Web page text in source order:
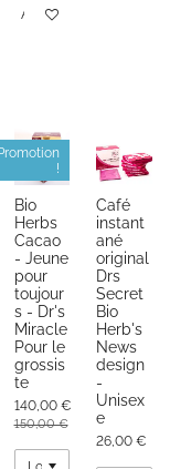
Ajouter au panier
!
Bio
Herbs
Cacao
- Jeune
pour
toujour
s - Dr's
Miracle
Pour le
grossis
te
140,00 €
150,00 €
Café
instant
ané
original
Drs
Secret
Bio
Herb's
News
design
-
Unisex
e
26,00 €